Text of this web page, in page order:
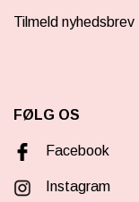
Tilmeld nyhedsbrev
FØLG OS
Facebook
Instagram